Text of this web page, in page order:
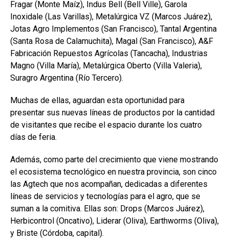
Fragar (Monte Maíz), Indus Bell (Bell Ville), Garola
Inoxidale (Las Varillas), Metalúrgica VZ (Marcos Juárez),
Jotas Agro Implementos (San Francisco), Tantal Argentina
(Santa Rosa de Calamuchita), Magal (San Francisco), A&F
Fabricación Repuestos Agrícolas (Tancacha), Industrias
Magno (Villa María), Metalúrgica Oberto (Villa Valeria),
Suragro Argentina (Río Tercero).
Muchas de ellas, aguardan esta oportunidad para
presentar sus nuevas líneas de productos por la cantidad
de visitantes que recibe el espacio durante los cuatro
días de feria.
Además, como parte del crecimiento que viene mostrando
el ecosistema tecnológico en nuestra provincia, son cinco
las Agtech que nos acompañan, dedicadas a diferentes
líneas de servicios y tecnologías para el agro, que se
suman a la comitiva. Ellas son: Drops (Marcos Juárez),
Herbicontrol (Oncativo), Liderar (Oliva), Earthworms (Oliva),
y Briste (Córdoba, capital).